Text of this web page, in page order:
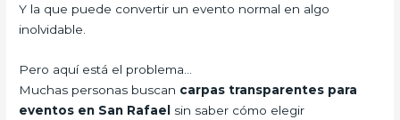
Y la que puede convertir un evento normal en algo
inolvidable.
Pero aquí está el problema…
Muchas personas buscan carpas transparentes para
eventos en San Rafael sin saber cómo elegir